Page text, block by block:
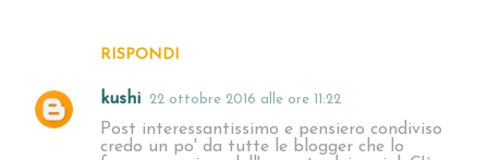
RISPONDI
kushi 22 ottobre 2016 alle ore 11:22
Post interessantissimo e pensiero condiviso
credo un po' da tutte le blogger che lo